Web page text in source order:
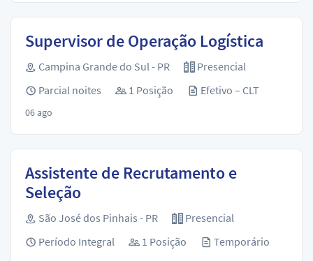
Supervisor de Operação Logística
Campina Grande do Sul - PR
Presencial
Parcial noites
1 Posição Efetivo – CLT
06 ago
Assistente de Recrutamento e
Seleção
São José dos Pinhais - PR
Presencial
Período Integral
1 Posição Temporário